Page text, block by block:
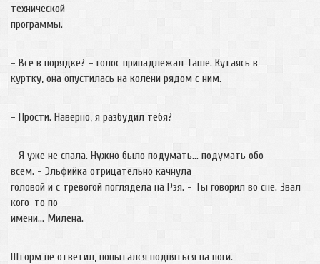
технической
программы.
- Все в порядке? – голос принадлежал Таше. Кутаясь в
куртку, она опустилась на колени рядом с ним.
- Прости. Наверно, я разбудил тебя?
- Я уже не спала. Нужно было подумать… подумать обо
всем. - Эльфийка отрицательно качнула
головой и с тревогой поглядела на Рэя. - Ты говорил во сне. Звал
кого-то по
имени… Милена.
Шторм не ответил, попытался подняться на ноги.